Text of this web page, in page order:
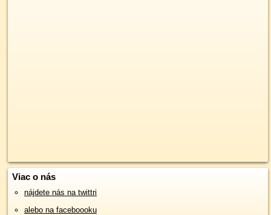
Viac o nás
nájdete nás na twittri
alebo na faceboooku